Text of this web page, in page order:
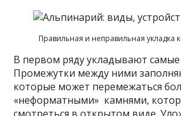
Правильная и неправильная укладка
В первом ряду укладывают
Промежутки между ними
которые может перемежаться
«неформатными» камнями,
смотреться в открытом виде.